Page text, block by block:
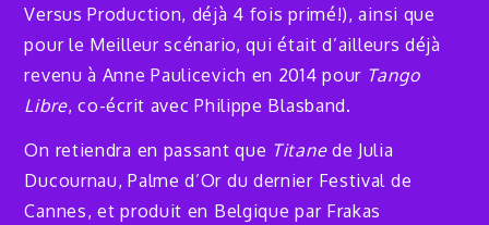
Versus Production, déjà 4 fois primé!), ainsi que
pour le Meilleur scénario, qui était d’ailleurs déjà
revenu à Anne Paulicevich en 2014 pour Tango
Libre, co-écrit avec Philippe Blasband.
On retiendra en passant que Titanede Julia
Ducournau, Palme d’Or du dernier Festival de
Cannes, et produit en Belgique par Frakas